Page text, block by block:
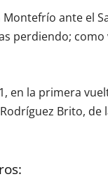
ante el
perdiendo;
en la primera
Brito, de